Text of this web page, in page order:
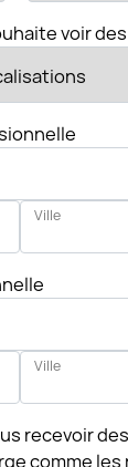
voir
Ville
Ville
recevoir
comme